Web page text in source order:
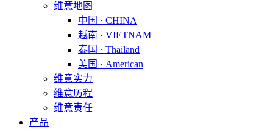
维意地图
中国 · CHINA
越南 · VIETNAM
泰国 · Thailand
美国 · American
维意实力
维意历程
维意责任
产品